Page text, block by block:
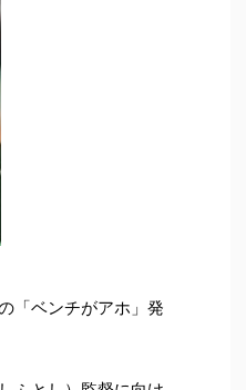
「ベンチがアホ」発